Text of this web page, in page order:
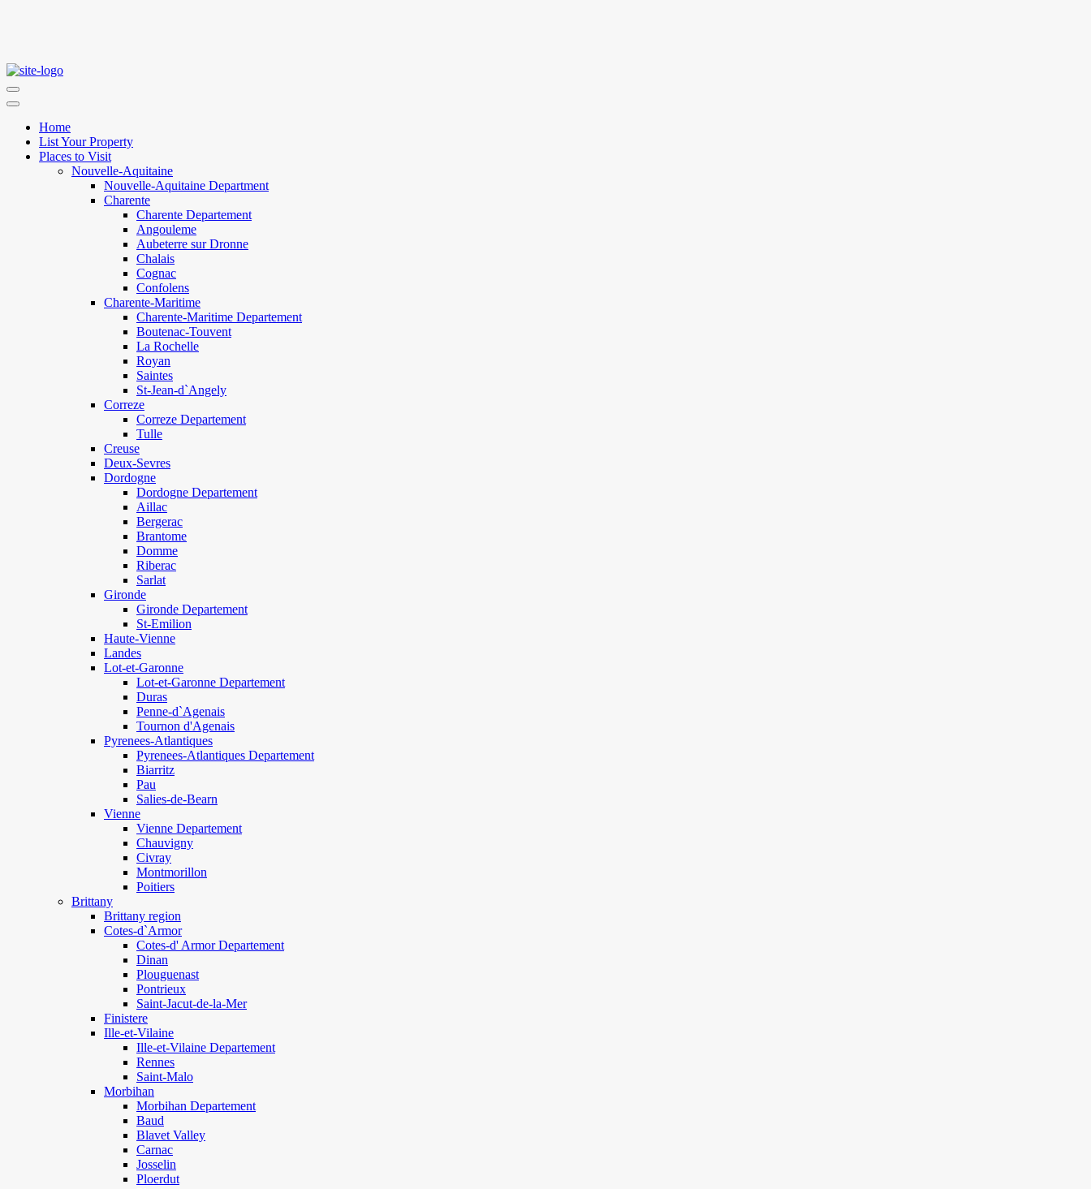
Home
List Your Property
Places to Visit
Nouvelle-Aquitaine
Nouvelle-Aquitaine Department
Charente
Charente Departement
Angouleme
Aubeterre sur Dronne
Chalais
Cognac
Confolens
Charente-Maritime
Charente-Maritime Departement
Boutenac-Touvent
La Rochelle
Royan
Saintes
St-Jean-d`Angely
Correze
Correze Departement
Tulle
Creuse
Deux-Sevres
Dordogne
Dordogne Departement
Aillac
Bergerac
Brantome
Domme
Riberac
Sarlat
Gironde
Gironde Departement
St-Emilion
Haute-Vienne
Landes
Lot-et-Garonne
Lot-et-Garonne Departement
Duras
Penne-d`Agenais
Tournon d'Agenais
Pyrenees-Atlantiques
Pyrenees-Atlantiques Departement
Biarritz
Pau
Salies-de-Bearn
Vienne
Vienne Departement
Chauvigny
Civray
Montmorillon
Poitiers
Brittany
Brittany region
Cotes-d`Armor
Cotes-d' Armor Departement
Dinan
Plouguenast
Pontrieux
Saint-Jacut-de-la-Mer
Finistere
Ille-et-Vilaine
Ille-et-Vilaine Departement
Rennes
Saint-Malo
Morbihan
Morbihan Departement
Baud
Blavet Valley
Carnac
Josselin
Ploerdut